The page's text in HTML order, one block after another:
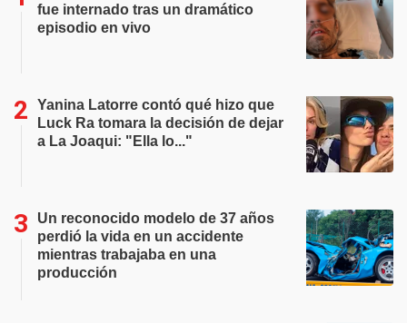
fue internado tras un dramático
episodio en vivo
Yanina Latorre contó qué hizo que
Luck Ra tomara la decisión de dejar
a La Joaqui: "Ella lo..."
Un reconocido modelo de 37 años
perdió la vida en un accidente
mientras trabajaba en una
producción